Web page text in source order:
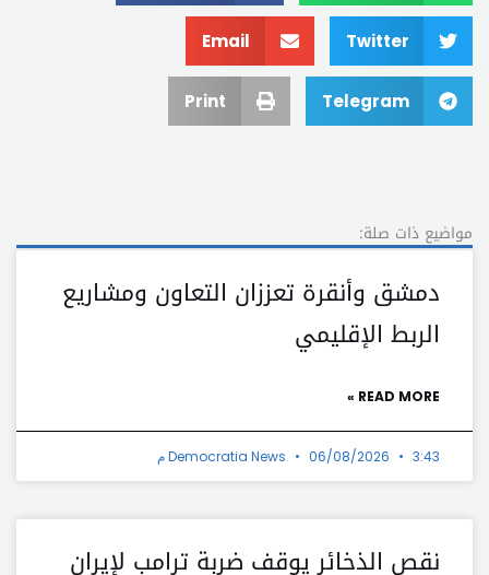
Twitter
Email
Telegram
Print
مواضيع ذات صلة:
دمشق وأنقرة تعززان التعاون ومشاريع
الربط الإقليمي
READ MORE »
Democratia News 06/08/2026 3:43 م
نقص الذخائر يوقف ضربة ترامب لإيران